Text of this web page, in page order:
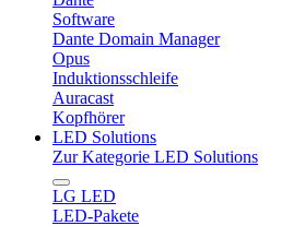
Software
Dante Domain Manager
Opus
Induktionsschleife
Auracast
Kopfhörer
LED Solutions
Zur Kategorie LED Solutions
LG LED
LED-Pakete